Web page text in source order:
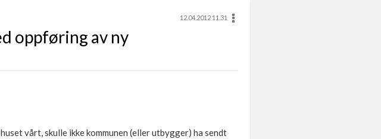
12.04.2012 11.31
oppføring av ny
vårt, skulle ikke kommunen (eller utbygger) ha sendt